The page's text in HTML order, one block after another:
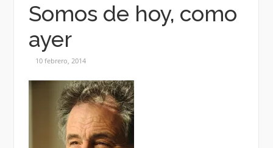
Somos de hoy, como
ayer
10 febrero, 2014